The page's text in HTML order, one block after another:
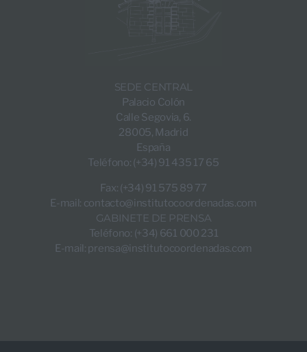
SEDE CENTRAL
Palacio Colón
Calle Segovia, 6.
28005, Madrid
España
Teléfono: (+34) 91 435 17 65
Fax: (+34) 91 575 89 77
E-mail: contacto@institutocoordenadas.com
GABINETE DE PRENSA
Teléfono: (+34) 661 000 231
E-mail: prensa@institutocoordenadas.com